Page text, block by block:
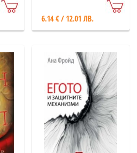
6.14 € / 12.01 ЛВ.